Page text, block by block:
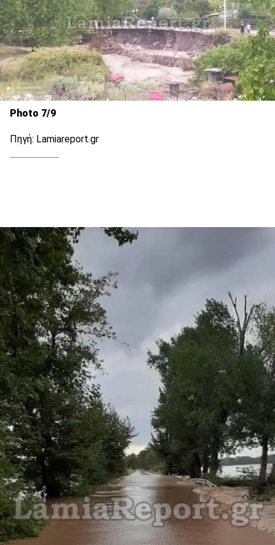
Photo 7/9
Πηγή: Lamiareport.gr